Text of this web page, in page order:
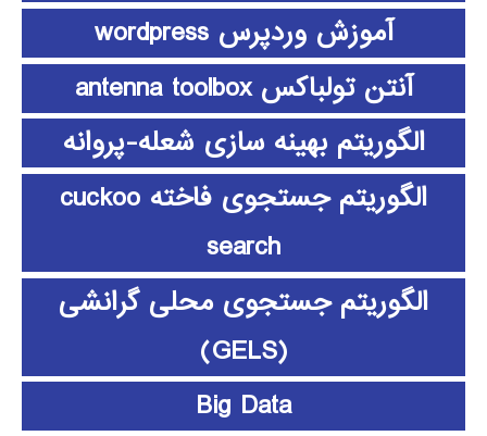
آموزش وردپرس wordpress
آنتن تولباکس antenna toolbox
الگوریتم بهینه سازی شعله-پروانه
الگوریتم جستجوی فاخته cuckoo
search
الگوریتم جستجوی محلی گرانشی
(GELS)
Big Data